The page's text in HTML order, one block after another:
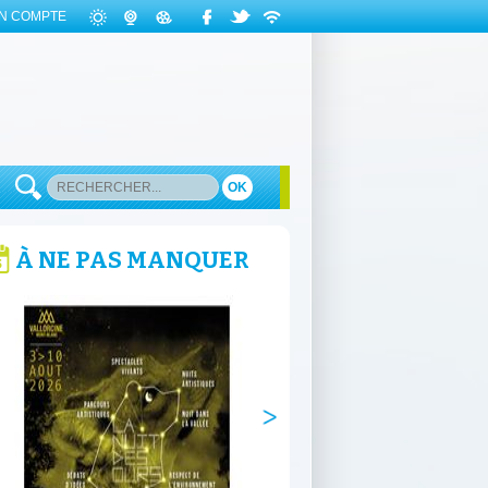
COMPTE
OK
À NE PAS MANQUER